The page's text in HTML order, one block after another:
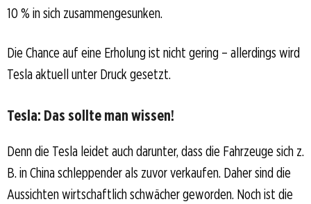
10 % in sich zusammengesunken.
Die Chance auf eine Erholung ist nicht gering – allerdings wird
Tesla aktuell unter Druck gesetzt.
Tesla: Das sollte man wissen!
Denn die Tesla leidet auch darunter, dass die Fahrzeuge sich z.
B. in China schleppender als zuvor verkaufen. Daher sind die
Aussichten wirtschaftlich schwächer geworden. Noch ist die